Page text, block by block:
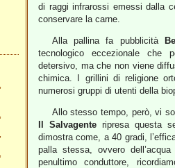
di raggi infrarossi emessi dalla
conservare la carne.
Alla pallina fa pubblicità
tecnologico eccezionale che
detersivo, ma che non viene
chimica. I grillini di religione
numerosi gruppi di utenti della
Allo stesso tempo, però, vi
Il Salvagente ripresa questa
dimostra come, a 40 gradi,
palla stessa, ovvero
penultimo conduttore,